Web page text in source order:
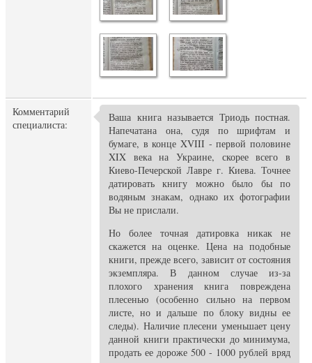
Комментарий
специалиста:
Ваша книга называется Триодь постная.
Напечатана она, судя по шрифтам и
бумаге, в конце XVIII - первой половине
XIX века на Украине, скорее всего в
Киево-Печерской Лавре г. Киева. Точнее
датировать книгу можно было бы по
водяным знакам, однако их фотографии
Вы не прислали.
Но более точная датировка никак не
скажется на оценке. Цена на подобные
книги, прежде всего, зависит от состояния
экземпляра. В данном случае из-за
плохого хранения книга повреждена
плесенью (особенно сильно на первом
листе, но и дальше по блоку видны ее
следы). Наличие плесени уменьшает цену
данной книги практически до минимума,
продать ее дороже 500 - 1000 рублей вряд